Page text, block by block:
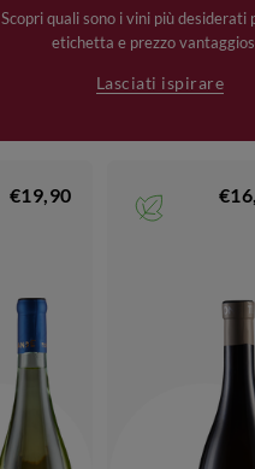
Scopri quali sono i vini più desiderati
etichetta e prezzo
Lasciati ispirare
€19,90